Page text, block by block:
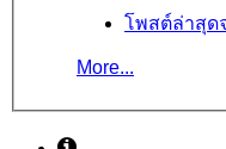
โพสต์ล่าสุด
More...